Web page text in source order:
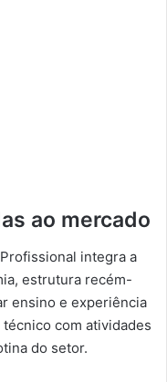
ao mercado
integra a
estrutura recém-
ensino e experiência
com atividades
do setor.